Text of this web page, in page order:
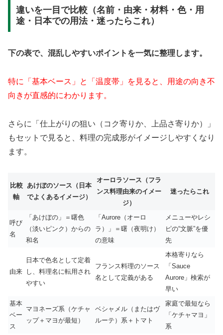
違いを一目で比較（名前・由来・材料・色・用
途・日本での用法・迷ったらこれ）
下の表で、混乱しやすいポイントを一気に整理します。
特に「基本ベース」と「温度帯」を見ると、用途の向き不
向きが直感的にわかります。
さらに「仕上がりの狙い（コク寄りか、上品さ寄りか）」
もセットで見ると、料理の完成形がイメージしやすくなり
ます。
比較
軸
あけぼのソース（日本
でよくあるイメージ）
オーロラソース（フラ
ンス料理由来のイメー
ジ）
迷ったらこれ
呼び
名
「あけぼの」＝曙色
（淡いピンク）からの
和名
「Aurore（オーロ
ラ）」＝曙（夜明け）
の意味
メニューやレシ
ピの“文脈”を優
先
由来
日本で色名として定着
し、料理名に転用され
やすい
フランス料理のソース
名として定義がある
本格寄りなら
「Sauce
Aurore」検索が
早い
基本
ベー
ス
マヨネーズ系（ケチャ
ップ＋マヨが最短）
ベシャメル（またはヴ
ルーテ）系＋トマト
家庭で最短なら
「ケチャマヨ」
系